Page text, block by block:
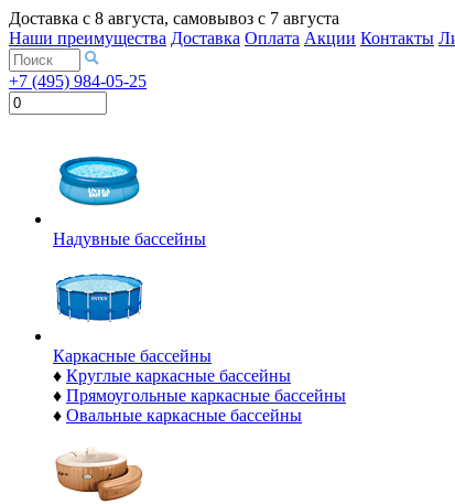
Доставка с 8 августа, самовывоз с 7 августа
Наши преимущества Доставка Оплата Акции Контакты
+7 (495) 984-05-25
Надувные бассейны
Каркасные бассейны
♦ Круглые каркасные бассейны
♦ Прямоугольные каркасные бассейны
♦ Овальные каркасные бассейны